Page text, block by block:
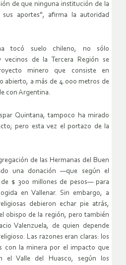
de que ninguna institución de la
aportes”, afirma la autoridad
tocó suelo chileno, no sólo
vecinos de la Tercera Región se
minero que consiste en
abierto, a más de 4.000 metros de
con Argentina.
Quintana, tampoco ha mirado
pero esta vez el portazo de la
de las Hermanas del Buen
una donación —que según el
$ 300 millones de pesos— para
en Vallenar. Sin embargo, a
debieron echar pie atrás,
obispo de la región, pero también
Valenzuela, de quien depende
Las razones eran claras: los
con la minera por el impacto que
el Valle del Huasco, según los